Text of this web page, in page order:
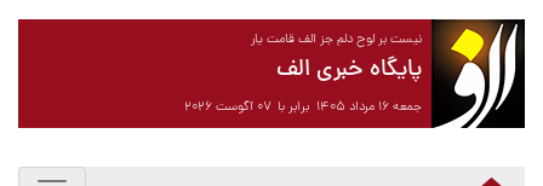
نیست بر لوح دلم جز الف قامت یار
پایگاه خبری الف
جمعه ۱۶ مرداد ۱۴۰۵ برابر با ۰۷ آگوست ۲۰۲۶